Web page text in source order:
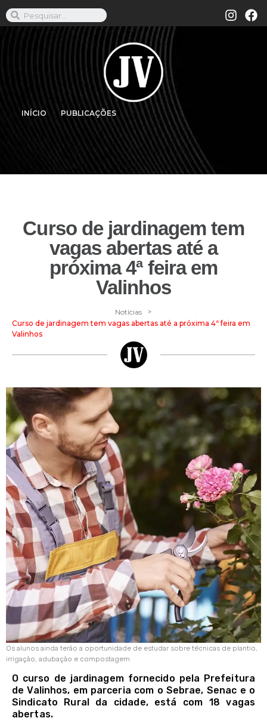
INÍCIO PUBLICAÇÕES
Curso de jardinagem tem
vagas abertas até a
próxima 4ª feira em
Valinhos
Notícias >
Curso de jardinagem tem vagas abertas até a próxima 4ª feira em
Valinhos
Os alunos ainda terão a oportunidade de estudar sobre técnicas de plantio,
irrigação, adubação e compostagem
O curso de jardinagem fornecido pela Prefeitura
de Valinhos, em parceria com o Sebrae, Senac e o
Sindicato Rural da cidade, está com 18 vagas
abertas.